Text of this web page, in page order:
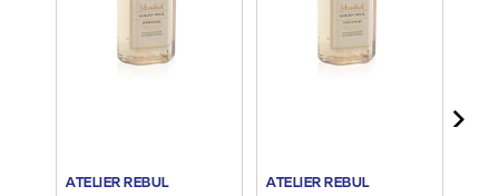
ATELIER REBUL
ATELIER REBUL